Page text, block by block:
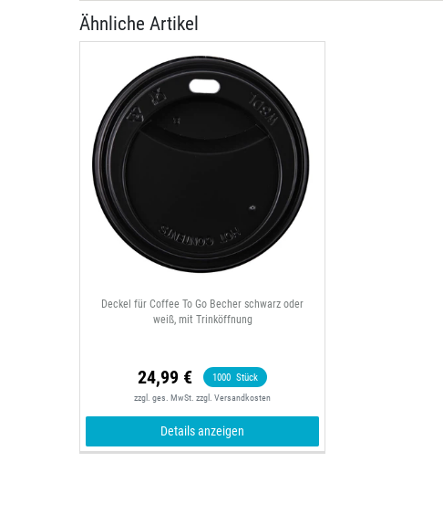
Ähnliche Artikel
Deckel für Coffee To Go Becher schwarz oder
weiß, mit Trinköffnung
24,99 € 1000 Stück
zzgl. ges. MwSt. zzgl. Versandkosten
Details anzeigen